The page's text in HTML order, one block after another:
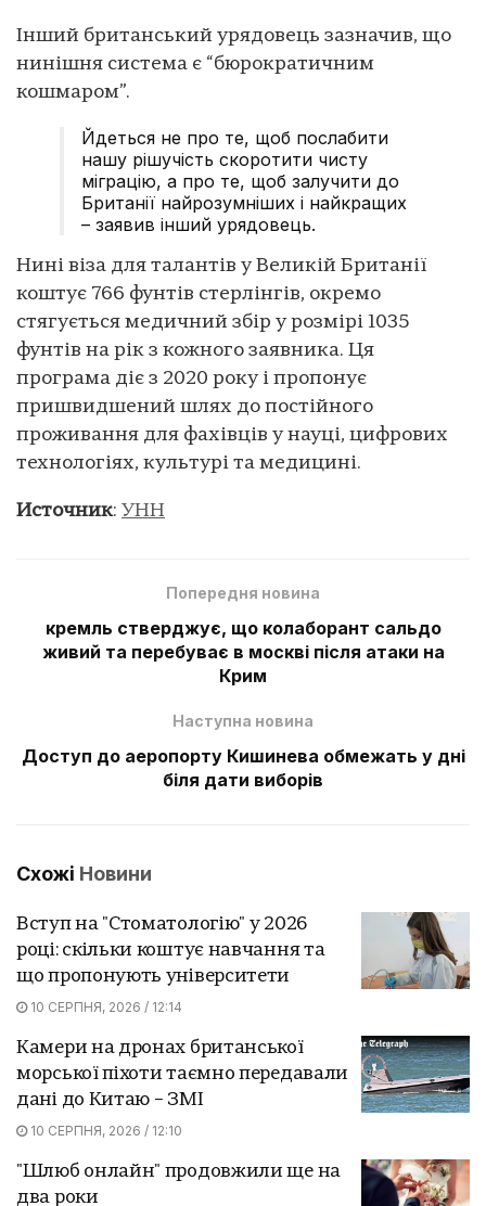
Інший британський урядовець зазначив, що
нинішня система є “бюрократичним
кошмаром”.
Йдеться не про те, щоб послабити
нашу рішучість скоротити чисту
міграцію, а про те, щоб залучити до
Британії найрозумніших і найкращих
– заявив інший урядовець.
Нині віза для талантів у Великій Британії
коштує 766 фунтів стерлінгів, окремо
стягується медичний збір у розмірі 1035
фунтів на рік з кожного заявника. Ця
програма діє з 2020 року і пропонує
пришвидшений шлях до постійного
проживання для фахівців у науці, цифрових
технологіях, культурі та медицині.
Источник: УНН
Попередня новина
кремль стверджує, що колаборант сальдо
живий та перебуває в москві після атаки на
Крим
Наступна новина
Доступ до аеропорту Кишинева обмежать у дні
біля дати виборів
Схожі Новини
Вступ на "Стоматологію" у 2026
році: скільки коштує навчання та
що пропонують університети
10 СЕРПНЯ, 2026 / 12:14
Камери на дронах британської
морської піхоти таємно передавали
дані до Китаю – ЗМІ
10 СЕРПНЯ, 2026 / 12:10
"Шлюб онлайн" продовжили ще на
два роки